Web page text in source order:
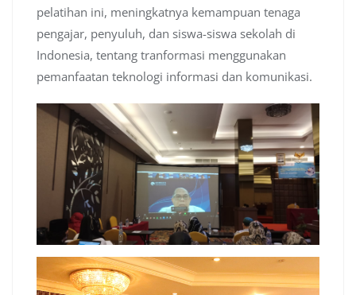
pelatihan ini, meningkatnya kemampuan tenaga
pengajar, penyuluh, dan siswa-siswa sekolah di
Indonesia, tentang tranformasi menggunakan
pemanfaatan teknologi informasi dan komunikasi.